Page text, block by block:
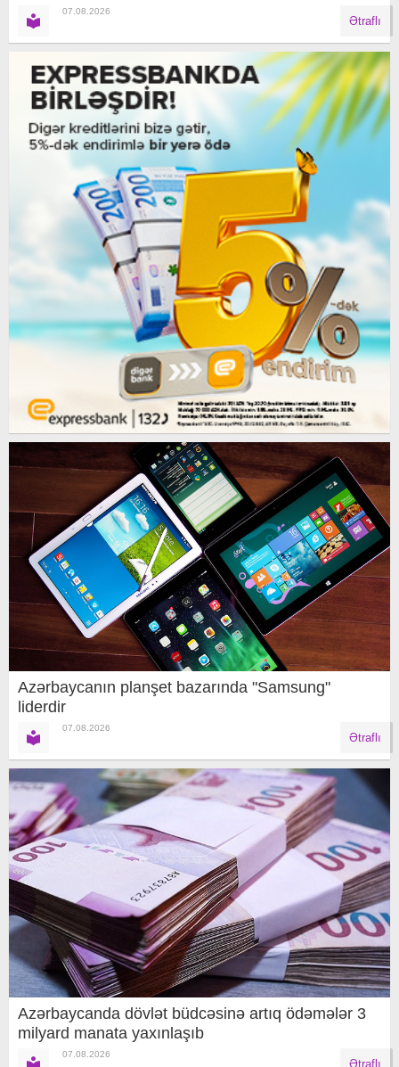
07.08.2026
Ətraflı
Azərbaycanın planşet bazarında "Samsung"
liderdir
07.08.2026
Ətraflı
Azərbaycanda dövlət büdcəsinə artıq ödəmələr 3
milyard manata yaxınlaşıb
07.08.2026
Ətraflı